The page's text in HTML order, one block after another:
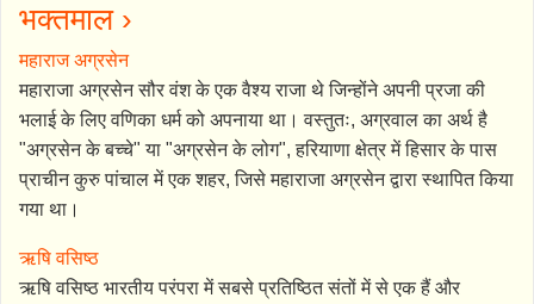
भक्तमाल ›
महाराज अग्रसेन
महाराजा अग्रसेन सौर वंश के एक वैश्य राजा थे जिन्होंने अपनी प्रजा की
भलाई के लिए वणिका धर्म को अपनाया था। वस्तुतः, अग्रवाल का अर्थ है
"अग्रसेन के बच्चे" या "अग्रसेन के लोग", हरियाणा क्षेत्र में हिसार के पास
प्राचीन कुरु पांचाल में एक शहर, जिसे महाराजा अग्रसेन द्वारा स्थापित किया
गया था।
ऋषि वसिष्ठ
ऋषि वसिष्ठ भारतीय परंपरा में सबसे प्रतिष्ठित संतों में से एक हैं और